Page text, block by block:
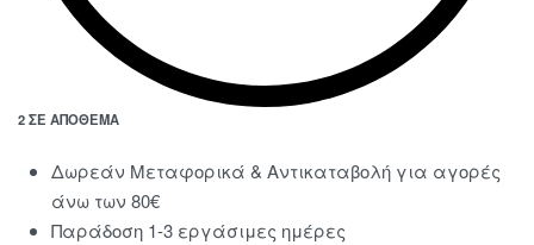
2 ΣΕ ΑΠΌΘΕΜΑ
Δωρεάν Μεταφορικά & Αντικαταβολή για αγορές
άνω των 80€
Παράδοση 1-3 εργάσιμες ημέρες